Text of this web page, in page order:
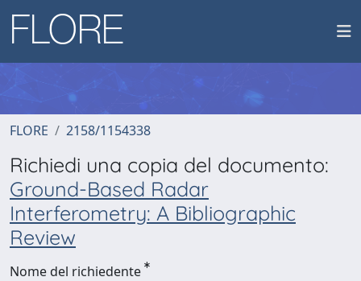
FLORE 2158/1154338
Richiedi una copia del documento:
Ground-Based Radar
Interferometry: A Bibliographic
Review
Nome del richiedente